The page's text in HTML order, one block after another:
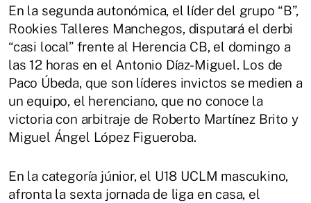
En la segunda autonómica, el líder del grupo “B”,
Rookies Talleres Manchegos, disputará el derbi
“casi local” frente al Herencia CB, el domingo a
las 12 horas en el Antonio Díaz-Miguel. Los de
Paco Úbeda, que son líderes invictos se medien a
un equipo, el herenciano, que no conoce la
victoria con arbitraje de Roberto Martínez Brito y
Miguel Ángel López Figueroba.
En la categoría júnior, el U18 UCLM mascukino,
afronta la sexta jornada de liga en casa, el